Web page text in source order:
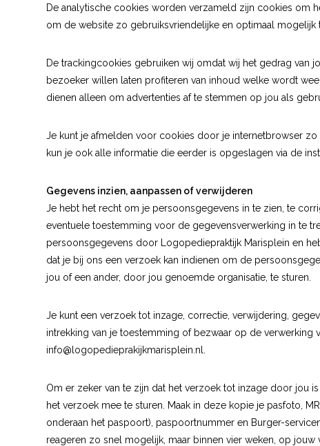
De analytische cookies worden verzameld zijn cookies om
om de website zo gebruiksvriendelijke en optimaal mogelijk
De trackingcookies gebruiken wij omdat wij het gedrag van
bezoeker willen laten profiteren van inhoud welke wordt
dienen alleen om advertenties af te stemmen op jou als
Je kunt je afmelden voor cookies door je internetbrowser
kun je ook alle informatie die eerder is opgeslagen via de
Gegevens inzien, aanpassen of verwijderen
Je hebt het recht om je persoonsgegevens in te zien, te
eventuele toestemming voor de gegevensverwerking in te
persoonsgegevens door Logopediepraktijk Marisplein en
dat je bij ons een verzoek kan indienen om de
jou of een ander, door jou genoemde organisatie, te sturen.
Je kunt een verzoek tot inzage, correctie, verwijdering,
intrekking van je toestemming of bezwaar op de verwerking
info@logopedieprakijkmarisplein.nl
Om er zeker van te zijn dat het verzoek tot inzage door jou
het verzoek mee te sturen. Maak in deze kopie je pasfoto,
onderaan het paspoort), paspoortnummer en Burger-
reageren zo snel mogelijk, maar binnen vier weken, op jouw